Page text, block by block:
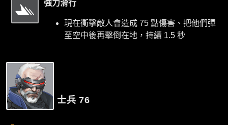
強力滑行
現在衝擊敵人會造成 75 點傷害、把他們彈
至空中後再擊倒在地，持續 1.5 秒
士兵 76